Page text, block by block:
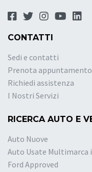
CONTATTI
Sedi e contatti
Prenota appuntamento
Richiedi assistenza
I Nostri Servizi
RICERCA AUTO E
Auto Nuove
Auto Usate Multimarca
Ford Approved